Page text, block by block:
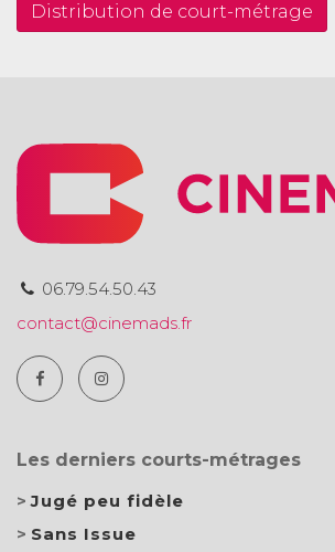
Distribution de court-métrage
06.79.54.50.43
contact@cinemads.fr
Les derniers courts-métrages
Jugé peu fidèle
Sans Issue